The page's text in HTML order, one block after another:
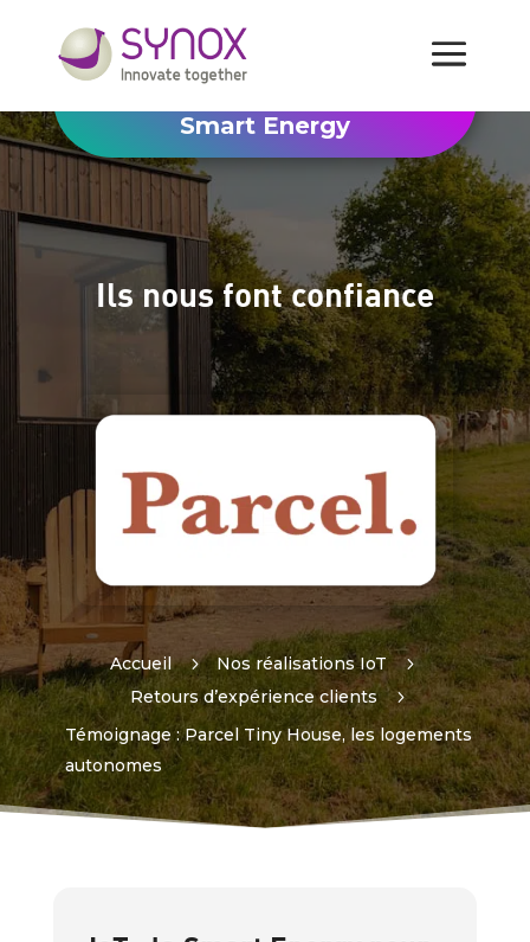
Smart Energy
Ils nous font confiance
Accueil 5 Nos réalisations IoT
5
Retours d’expérience clients 5
Témoignage : Parcel Tiny House, les logements
autonomes